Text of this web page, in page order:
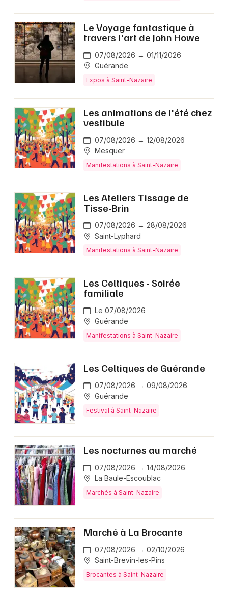
Le Voyage fantastique à
travers l'art de John Howe
07/08/2026 → 01/11/2026
Guérande
Expos à Saint-Nazaire
Les animations de l'été chez
vestibule
07/08/2026 → 12/08/2026
Mesquer
Manifestations à Saint-Nazaire
Les Ateliers Tissage de
Tisse-Brin
07/08/2026 → 28/08/2026
Saint-Lyphard
Manifestations à Saint-Nazaire
Les Celtiques - Soirée
familiale
Le 07/08/2026
Guérande
Manifestations à Saint-Nazaire
Les Celtiques de Guérande
07/08/2026 → 09/08/2026
Guérande
Festival à Saint-Nazaire
Les nocturnes au marché
07/08/2026 → 14/08/2026
La Baule-Escoublac
Marchés à Saint-Nazaire
Marché à La Brocante
07/08/2026 → 02/10/2026
Saint-Brevin-les-Pins
Brocantes à Saint-Nazaire